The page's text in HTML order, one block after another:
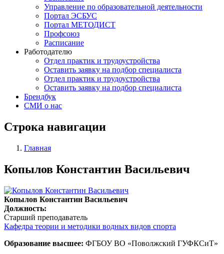
Управление по образовательной деятельности
Портал ЭСБУС
Портал МЕТОДИСТ
Профсоюз
Расписание
Работодателю
Отдел практик и трудоустройства
Оставить заявку на подбор специалиста
Отдел практик и трудоустройства
Оставить заявку на подбор специалиста
Брендбук
СМИ о нас
Строка навигации
Главная
Копылов Константин Васильевич
Копылов Константин Васильевич
Должность:
Старший преподаватель
Кафедра теории и методики водных видов спорта
Образование высшее: ФГБОУ ВО «Поволжский ГУФКСиТ»